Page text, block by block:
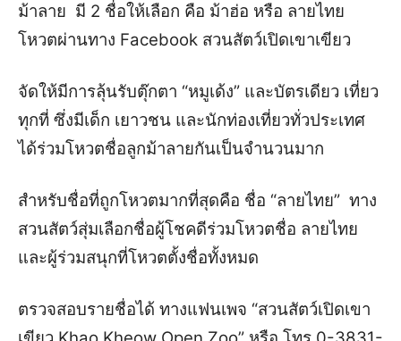
ม้าลาย มี 2 ชื่อให้เลือก คือ ม้าฮ่อ หรือ ลายไทย
โหวตผ่านทาง Facebook สวนสัตว์เปิดเขาเขียว
จัดให้มีการลุ้นรับตุ๊กตา “หมูเด้ง” และบัตรเดียว เที่ยว
ทุกที่ ซึ่งมีเด็ก เยาวชน และนักท่องเที่ยวทั่วประเทศ
ได้ร่วมโหวตชื่อลูกม้าลายกันเป็นจำนวนมาก
สำหรับชื่อที่ถูกโหวตมากที่สุดคือ ชื่อ “ลายไทย” ทาง
สวนสัตว์สุ่มเลือกชื่อผู้โชคดีร่วมโหวตชื่อ ลายไทย
และผู้ร่วมสนุกที่โหวตตั้งชื่อทั้งหมด
ตรวจสอบรายชื่อได้ ทางแฟนเพจ “สวนสัตว์เปิดเขา